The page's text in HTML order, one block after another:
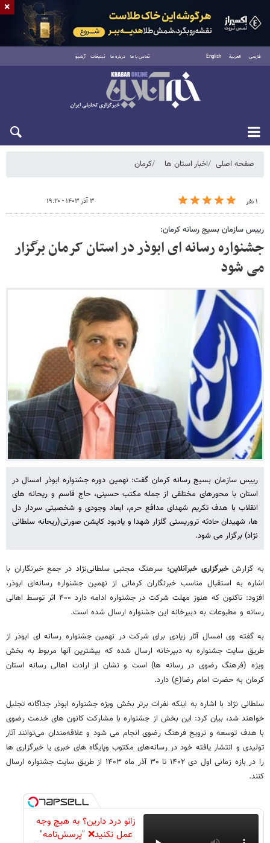
فارسی العربية English تماس با ما درباره ما تبلیغات آرشیو
شنبه ۱۷ مرداد ۱۴۰۵
صفحه اصلی اخبار استان ها کرمان
۱ نفر ۳ آذر ۱۴۰۳ - ۱۹:۲۰
رییس سازمان بسیج رسانه کرمان:
جشنواره رسانه ای ابوذر در استان کرمان برگزار
می شود
رییس سازمان بسیج رسانه کرمان گفت: نهمین دوره جشنواره ابوذر امسال در
استان با محورهای مختلفی از جمله مکتب حسینی، حاج قاسم و ریحانه های
انقلاب با هدف تکریم شهدای مدافع حرم، ابعاد وجودی و شخصیتی سردار دل
ها، شهیدان حادثه تروریستی گلزار شهدا و یادبود کاپشن صورتی(ریحانه سلطانی
نژاد) برگزار می شود.
به گزارشخبرگزاری خبرآنلاین؛ سرهنگ مجتبی سلطانی‌نژاد در جمع خبرنگاران با
اشاره به استقبال مناسب خبرنگاران کرمانی از نهمین جشنواره رسانه‌ای ابوذر،
افزود: تاکنون که هنوز مهلت شرکت در جشنواره ادامه دارد ۴۰۰ اثر توسط اهالی
رسانه و مطبوعات به دبیرخانه این جشنواره ارسال شده است.
به گفته وی امسال آثار زیادی برای شرکت در نهمین جشنواره رسانه ای ابوذر از
طریق سایت جشنواره به دبیرخانه ارسال شده که بیشترین آنها مربوط به بخش
ویژه (فرهنگ رضوی در رسانه ها) است و نشان از ارادت اهالی رسانه استان
کرمان به حضرت امام رضا(ع) دارد.
سلطانی نژاد با اشاره به اینکه نفرات برتر بخش ویژه جشنواره ابوذر جداگانه تجلیل
خواهند شد، بیان کرد: این بخش از جشنواره با مشارکت کانون های خدمت رضوی
با هدف توسعه و ترویج فرهنگ رضوی انجام می شود و علاقه‌مندان می‌توانند آثار
تولیدی و انتشار یافته خود در رسانه‌های مکتوب وپایگاه های خبری یا خبرگزاری ها
را در بازه زمانی اول دی ۱۴۰۲ تا ۳۰ آذر ماه ۱۴۰۳ از طریق سایت جشنواره ارسال
کنند.
زانو درد دارین؟ به هیچ وجه
عمل نکنید❌ "پرسش‌نامه"
×